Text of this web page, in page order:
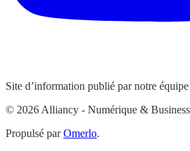
Site d’information publié par notre
© 2026 Alliancy - Numérique &
Propulsé parOmerlo.